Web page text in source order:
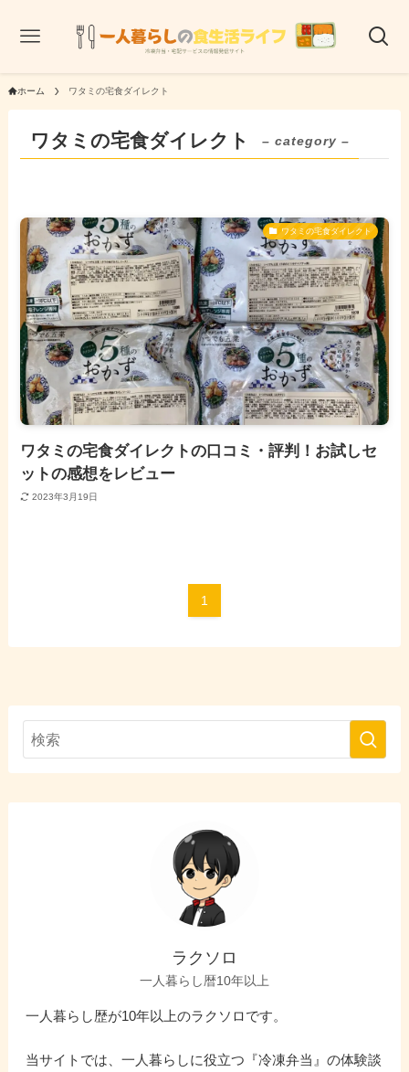
ホーム ワタミの宅食ダイレクト
ワタミの宅食ダイレクト – category –
ワタミの宅食ダイレクト
ワタミの宅食ダイレクトの口コミ・評判！お試しセ
ットの感想をレビュー
2023年3月19日
1
ラクソロ
一人暮らし暦10年以上
一人暮らし歴が10年以上のラクソロです。
当サイトでは、一人暮らしに役立つ『冷凍弁当』の体験談